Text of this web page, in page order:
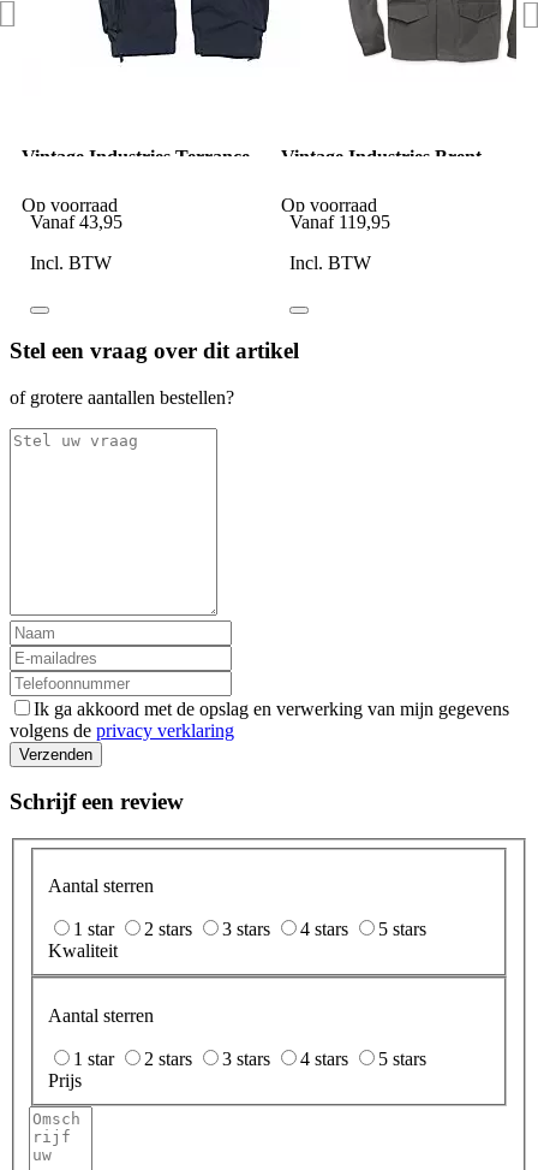
Vintage Industries Terrance
Op voorraad
Vanaf 43,95
Incl. BTW
Vintage Industries Brent
Op voorraad
Vanaf 119,95
Incl. BTW
Stel een vraag over dit artikel
of grotere aantallen bestellen?
Ik ga akkoord met de opslag en verwerking van mijn gegevens
volgens de privacy verklaring
Verzenden
Schrijf een review
Aantal sterren
1 star 2 stars 3 stars 4 stars
5 stars
Kwaliteit
Aantal sterren
1 star 2 stars 3 stars 4 stars
5 stars
Prijs